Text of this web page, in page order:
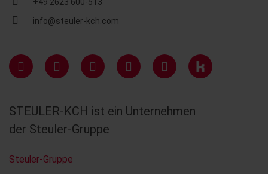
info@steuler-kch.com
STEULER-KCH ist ein Unternehmen
der Steuler-Gruppe
Steuler-Gruppe